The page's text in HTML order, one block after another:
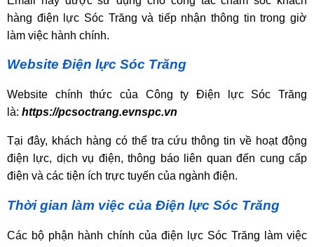
hàng điện lực Sóc Trăng và tiếp nhận thông tin trong giờ
làm việc hành chính.
Website Điện lực Sóc Trăng
Website chính thức của Công ty Điện lực Sóc Trăng
là: https://pcsoctrang.evnspc.vn
Tại đây, khách hàng có thể tra cứu thông tin về hoạt động
điện lực, dịch vụ điện, thông báo liên quan đến cung cấp
điện và các tiện ích trực tuyến của ngành điện.
Thời gian làm việc của Điện lực Sóc Trăng
Các bộ phận hành chính của điện lực Sóc Trăng làm việc